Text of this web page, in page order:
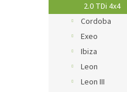
2.0 TDi 4x4
Cordoba
Exeo
Ibiza
Leon
Leon III